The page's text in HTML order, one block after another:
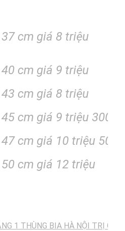
cm giá 8 triệu
40 cm giá 9 triệu
43 cm giá 8 triệu
45 cm giá 9 triệu 300k
47 cm giá 10 triệu 500k
50 cm giá 12 triệu
1 THÙNG BIA HÀ NỘI TRỊ GIÁ: